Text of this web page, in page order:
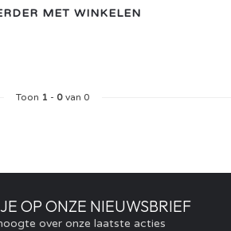
MET WINKELEN
Toon 1 - 0van 0
OP ONZE NIEUWSBRIEF
over onze laatste acties